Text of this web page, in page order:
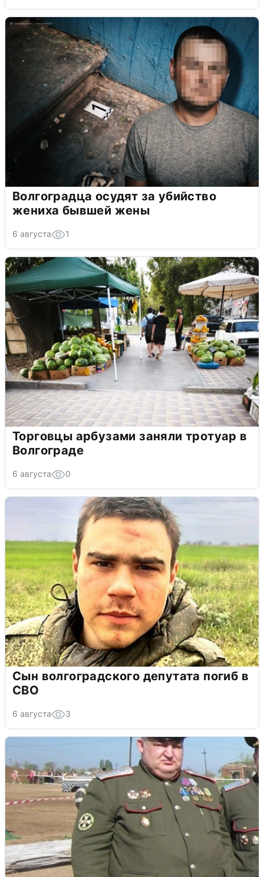
Волгоградца осудят за убийство
жениха бывшей жены
6 августа 1
Торговцы арбузами заняли тротуар в
Волгограде
6 августа 0
Сын волгоградского депутата погиб в
СВО
6 августа 3